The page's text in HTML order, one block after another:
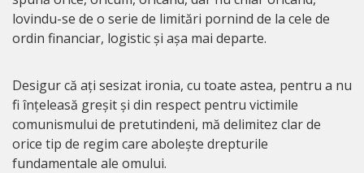
lovindu-se de o serie de limitări pornind de la cele de
ordin financiar, logistic și așa mai departe.
Desigur că ați sesizat ironia, cu toate astea, pentru a nu
fi înțeleasă greșit și din respect pentru victimile
comunismului de pretutindeni, mă delimitez clar de
orice tip de regim care abolește drepturile
fundamentale ale omului.